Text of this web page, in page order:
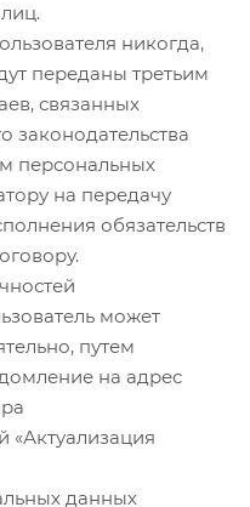
никогда,
переданы третьим
связанных
законодательства
персональных
на передачу
обязательств
может
путем
на адрес
«Актуализация
данных